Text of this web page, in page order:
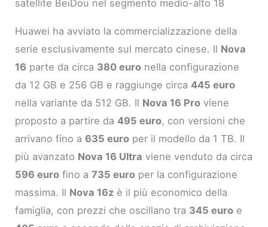
satellite BeiDou nel segmento medio-alto 18
Huawei ha avviato la commercializzazione della
serie esclusivamente sul mercato cinese. Il Nova
16 parte da circa 380 euro nella configurazione
da 12 GB e 256 GB e raggiunge circa445 euro
nella variante da 512 GB. Il Nova 16 Pro viene
proposto a partire da495 euro, con versioni che
arrivano fino a635 euro per il modello da 1 TB. Il
più avanzato Nova 16 Ultra viene venduto da circa
596 euro fino a735 euro per la configurazione
massima. Il Nova 16z è il più economico della
famiglia, con prezzi che oscillano tra 345 euro e